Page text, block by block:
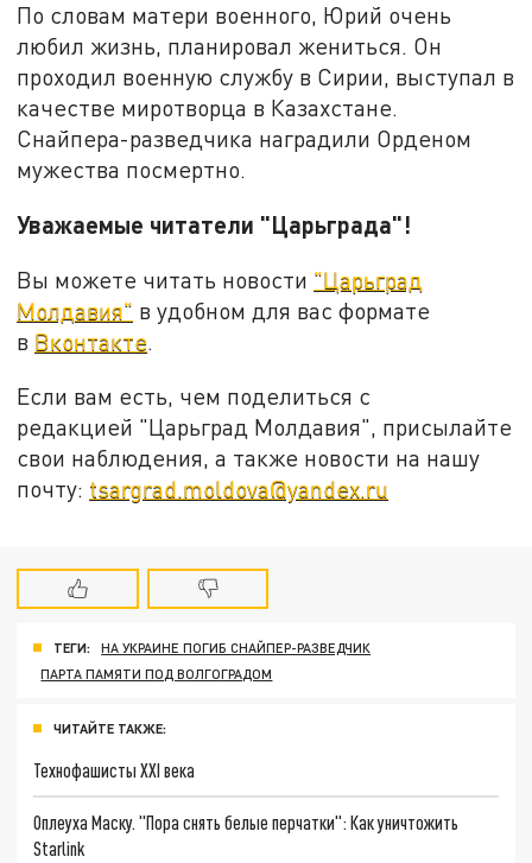
По словам матери военного, Юрий очень
любил жизнь, планировал жениться. Он
проходил военную службу в Сирии, выступал в
качестве миротворца в Казахстане.
Снайпера-разведчика наградили Орденом
мужества посмертно.
Уважаемые читатели "Царьграда"!
Вы можете читать новости "Царьград
Молдавия" в удобном для вас формате
в Вконтакте.
Если вам есть, чем поделиться с
редакцией "Царьград Молдавия", присылайте
свои наблюдения, а также новости на нашу
почту: tsargrad.moldova@yandex.ru
ТЕГИ:
НА УКРАИНЕ ПОГИБ СНАЙПЕР-РАЗВЕДЧИК
ПАРТА ПАМЯТИ ПОД ВОЛГОГРАДОМ
ЧИТАЙТЕ ТАКЖЕ:
Технофашисты XXI века
Оплеуха Маску. "Пора снять белые перчатки": Как уничтожить
Starlink